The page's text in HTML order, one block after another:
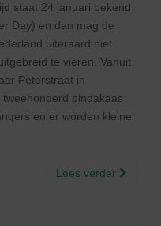
staat 24 januari bekend
Day) en dan mag de
uiteraard niet
te vieren. Vanuit
Peterstraat in
pindakaas
en er worden kleine
Lees verder